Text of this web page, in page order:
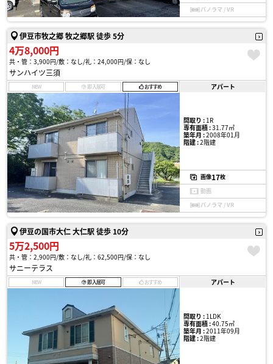
パノラマ / VR
伊豆市牧之郷 牧之郷駅 徒歩 5分
4万8,000円
共・管：3,900円 敷：なし 礼：24,000円 保：なし
サンハイツ三須
NEW 即入居可 おすすめ アパート
間取り :1R
専有面積 :31.77㎡
築年月 :2008年01月
階建 :2階建
画像17枚
動画
パノラマ / VR
伊豆の国市大仁 大仁駅 徒歩 10分
5万2,500円
共・管：2,900円 敷：なし 礼：62,500円 保：なし
サニーテラス
NEW 即入居可 おすすめ アパート
間取り :1LDK
専有面積 :40.75㎡
築年月 :2011年09月
階建 :2階建